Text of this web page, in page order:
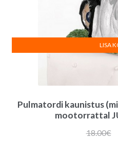
Pulmatordi kaunistus
mootorrattal
18.00€
LISA